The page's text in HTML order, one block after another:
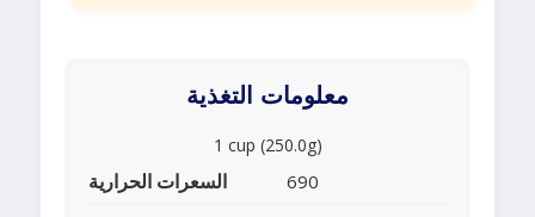
معلومات التغذية
1 cup (250.0g)
السعرات الحرارية 690